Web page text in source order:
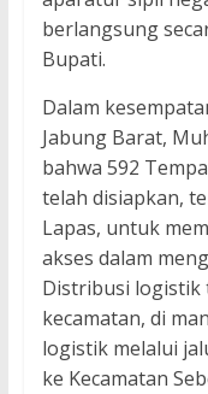
berlangsung
Bupati.
Dalam
Jabung Barat,
bahwa 592
telah disiapkan,
Lapas, untuk
akses dalam
Distribusi logistik
kecamatan, di
logistik melalui
ke Kecamatan